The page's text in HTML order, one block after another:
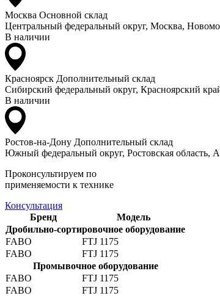
Москва Основной склад
Центральный федеральный округ, Москва,
В наличии
Красноярск Дополнительный склад
Сибирский федеральный округ, Красноярский
В наличии
Ростов-на-Дону Дополнительный склад
Южный федеральный округ, Ростовская область,
Проконсультируем по
применяемости к технике
Консультация
Бренд
Модель
Дробильно-сортировочное оборудование
FABO
FTJ 1175
FABO
FTJ 1175
Промывочное оборудование
FABO
FTJ 1175
FABO
FTJ 1175